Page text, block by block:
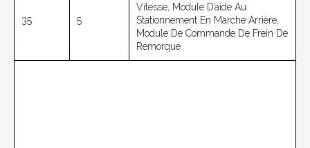
35 5
Vitesse, Module D’aide Au
Stationnement En Marche Arrière,
Module De Commande De Frein De
Remorque